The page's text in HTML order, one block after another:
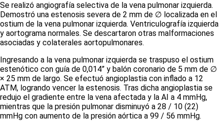
Se realizó angiografía selectiva de la vena pulmonar izquierda.
Demostró una estenosis severa de 2 mm de ∅ localizada en el
ostium de la vena pulmonar izquierda. Ventriculografía izquierda
y aortograma normales. Se descartaron otras malformaciones
asociadas y colaterales aortopulmonares.
Ingresando a la vena pulmonar izquierda se traspuso el ostium
estenótico con guía de 0,014” y balón coronario de 5 mm de ∅
× 25 mm de largo. Se efectuó angioplastia con inflado a 12
ATM, logrando vencer la estenosis. Tras dicha angioplastia se
redujo el gradiente entre la vena afectada y la AI a 4 mmHg,
mientras que la presión pulmonar disminuyó a 28 / 10 (22)
mmHg con aumento de la presión aórtica a 99 / 56 mmHg.